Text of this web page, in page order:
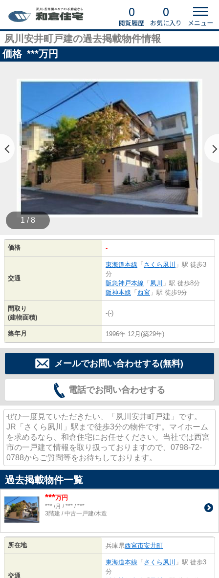
0
閲覧履歴
0
お気に入り メニュー
夙川安井町戸建の過去掲載物件情報
価格 ***万円
1 / 8
価格 -
交通
東海道本線 「 さくら夙川 」駅 徒歩3
分
阪急神戸本線 「 夙川 」駅 徒歩8分
阪神本線 「 西宮 」駅 徒歩9分
間取り
(建物面積)
-(-)
築年月 1996年 12月(築29年)
メールでお問い合わせする(無料)
電話でお問い合わせする
ぜひ一度見ていただきたい、「夙川安井町戸建」です。
JR「さくら夙川」駅まで徒歩3分の物件です。マイホーム
を求めるなら、和倉住宅にお任せください。当社では西宮
市の一戸建て情報を取り扱っておりますので、0798-72-
0788からご質問等をお待ちしております。
過去掲載物件一覧
***万円
*** /月 / *** / ***
3階建 / 中古一戸建/木造
所在地 兵庫県西宮市安井町
交通
東海道本線 「 さくら夙川 」駅 徒歩3
分